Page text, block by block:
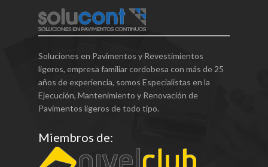
Soluciones en Pavimentos y Revestimientos
ligeros, empresa familiar cordobesa con más de 25
años de experiencia, somos Especialistas en la
Ejecución, Mantenimiento y Renovación de
Pavimentos ligeros de todo tipo.
Miembros de: